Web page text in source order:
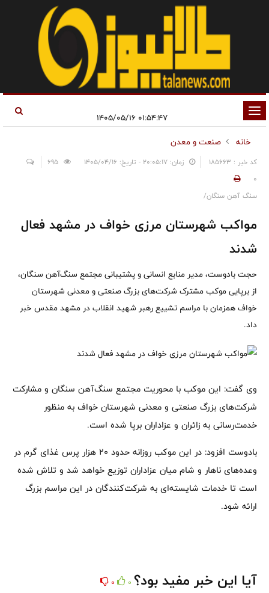
تغییر
وضعیت
ناوبری
۰۱:۵۴:۴۷ ۱۴۰۵/۰۵/۱۶
خانه
صنعت و معدن
کد خبر : 185663 زمان: ۲۰:۰۵:۱۷ - تاریخ: ۱۴۰۵/۰۴/۱۶
0
سنگ آهن سنگان/
مواکب شهرستان مرزی خواف در مشهد فعال
شدند
حجت بادوست، مدیر منابع انسانی و پشتیبانی مجتمع سنگ‌آهن سنگان،
از برپایی موکب مشترک شرکت‌های بزرگ صنعتی و معدنی شهرستان
خواف همزمان با مراسم تشییع رهبر شهید انقلاب در مشهد مقدس خبر
داد.
وی گفت: این موکب با محوریت مجتمع سنگ‌آهن سنگان و مشارکت
شرکت‌های بزرگ صنعتی و معدنی شهرستان خواف به منظور
خدمت‌رسانی به زائران و عزاداران برپا شده است.
بادوست افزود: در این موکب روزانه حدود 20 هزار پرس غذای گرم در
وعده‌های ناهار و شام میان عزاداران توزیع خواهد شد و تلاش شده
است تا خدمات شایسته‌ای به شرکت‌کنندگان در این مراسم بزرگ
ارائه شود.
آیا این خبر مفید بود؟ 0
0